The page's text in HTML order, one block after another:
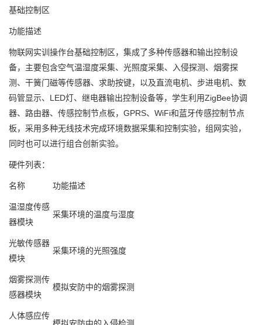
基础控制区
功能描述
物联网实训操作台基础控制区，集成了多种传感器和输出控制设
备，主要包含空气温湿度采集、光照度采集、入侵探测、烟雾探
测、干簧门磁等传感器、求助按键，以及直流电机、步进电机、数
码管显示、LED灯、继电器输出控制设备等，学生利用ZigBee协调
器、路由器、传感控制节点板，GPRS、WiFi和蓝牙传感控制节点
板，采用多种无线技术完成环境数据采集和控制实验，组网实验，
同时也可以进行组合创新实验。
硬件列表：
名称 功能描述
温湿度传感
器模块
采集环境的温度与湿度
光敏传感器
模块
采集环境的光照强度
烟雾探测传
感器模块
模拟安防中的烟雾探测
人体感应传
模拟安防中的入侵检测